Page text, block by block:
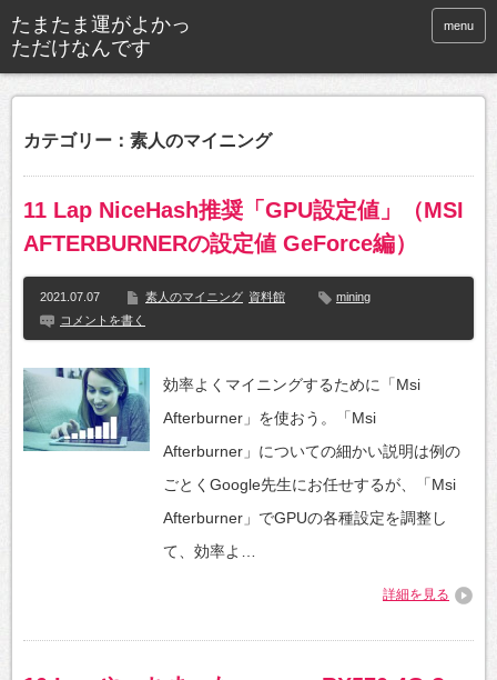
menu
カテゴリー：素人のマイニング
11 Lap NiceHash推奨「GPU設定値」（MSI
AFTERBURNERの設定値 GeForce編）
2021.07.07 素人のマイニング 資料館
mining
コメントを書く
効率よくマイニングするために「Msi
Afterburner」を使おう。「Msi
Afterburner」についての細かい説明は例の
ごとくGoogle先生にお任せするが、「Msi
Afterburner」でGPUの各種設定を調整し
て、効率よ…
詳細を見る